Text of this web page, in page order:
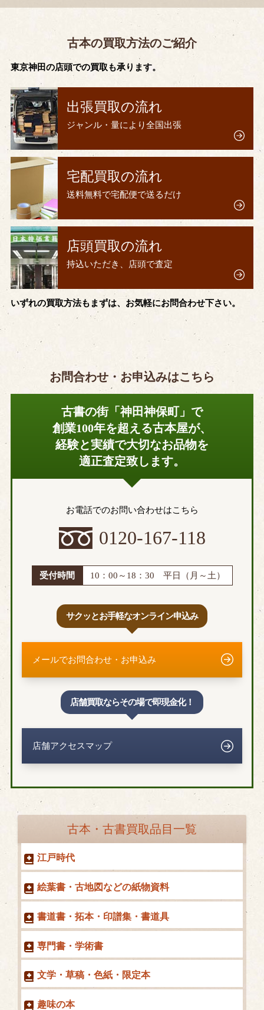
古本の買取方法のご紹介
東京神田の店頭での買取も承ります。
出張買取の流れ
ジャンル・量により全国出張
宅配買取の流れ
送料無料で宅配便で送るだけ
店頭買取の流れ
持込いただき、店頭で査定
いずれの買取方法もまずは、お気軽にお問合わせ下さい。
お問合わせ・お申込みはこちら
古書の街「神田神保町」で
創業100年を超える古本屋が、
経験と実績で大切なお品物を
適正査定致します。
お電話でのお問い合わせはこちら
0120-167-118
受付時間 10：00～18：30 平日（月～土）
サクッとお手軽なオンライン申込み
メールでお問合わせ・お申込み
店舗買取ならその場で即現金化！
店舗アクセスマップ
古本・古書買取品目一覧
江戸時代
絵葉書・古地図などの紙物資料
書道書・拓本・印譜集・書道具
専門書・学術書
文学・草稿・色紙・限定本
趣味の本